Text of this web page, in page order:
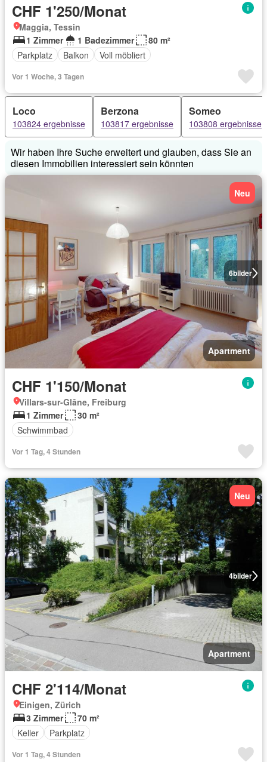
CHF 1'250/Monat
Maggia, Tessin
1 Zimmer
1 Badezimmer
80 m²
Parkplatz
Balkon Voll möbliert
Vor 1 Woche, 3 Tagen
Loco
103824 ergebnisse
Berzona
103817 ergebnisse
Someo
103808 ergebnisse
Wir haben Ihre Suche erweitert und glauben, dass Sie an
diesen Immobilien interessiert sein könnten
6bilder
Neu
Apartment
CHF 1'150/Monat
Villars-sur-Glâne, Freiburg
1 Zimmer
30 m²
Schwimmbad
Vor 1 Tag, 4 Stunden
4bilder
Neu
Apartment
CHF 2'114/Monat
Einigen, Zürich
3 Zimmer
70 m²
Keller
Parkplatz
Vor 1 Tag, 4 Stunden